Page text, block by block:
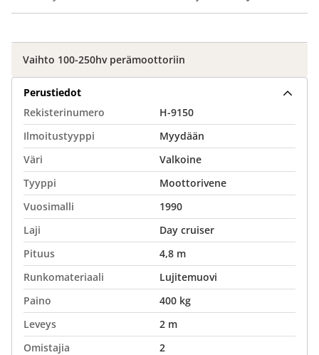
Vaihto 100-250hv perämoottoriin
Perustiedot
Rekisterinumero
H-9150
Ilmoitustyyppi
Myydään
Väri
Valkoine
Tyyppi
Moottorivene
Vuosimalli
1990
Laji
Day cruiser
Pituus
4,8 m
Runkomateriaali
Lujitemuovi
Paino
400 kg
Leveys
2 m
Omistajia
2